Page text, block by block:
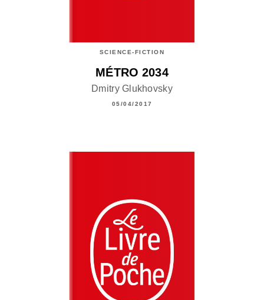
SCIENCE-FICTION
MÉTRO 2034
Dmitry Glukhovsky
05/04/2017